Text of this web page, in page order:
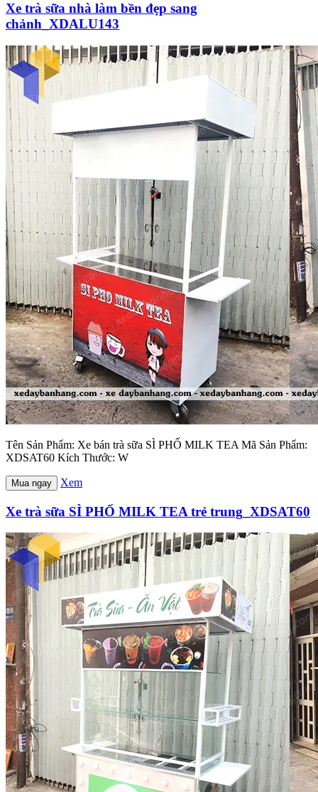
Xe trà sữa nhà làm bền đẹp sang
chảnh_XDALU143
Tên Sản Phẩm: Xe bán trà sữa SÌ PHỐ MILK TEA Mã Sản Phẩm:
XDSAT60 Kích Thước: W
Mua ngay Xem
Xe trà sữa SÌ PHỐ MILK TEA trẻ trung_XDSAT60